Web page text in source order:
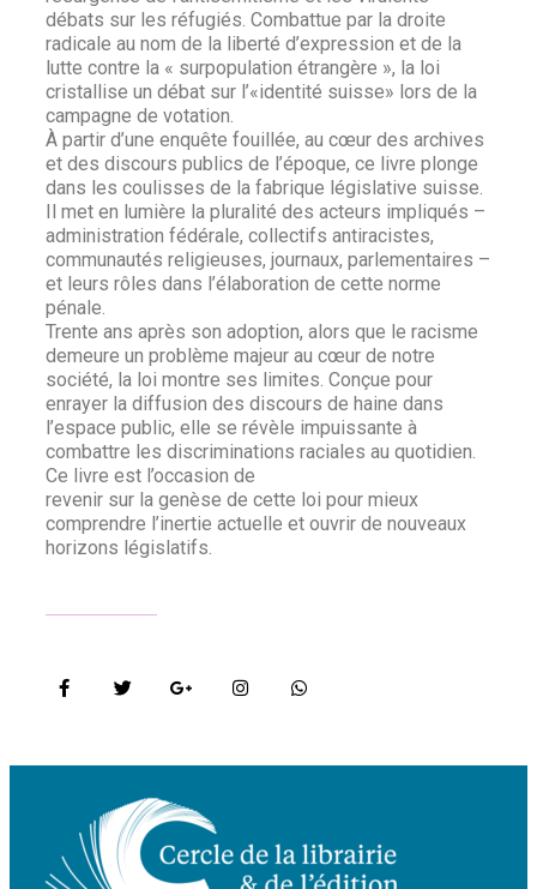
débats sur les réfugiés. Combattue par la droite
radicale au nom de la liberté d’expression et de la
lutte contre la « surpopulation étrangère », la loi
cristallise un débat sur l’«identité suisse» lors de la
campagne de votation.
À partir d’une enquête fouillée, au cœur des archives
et des discours publics de l’époque, ce livre plonge
dans les coulisses de la fabrique législative suisse.
Il met en lumière la pluralité des acteurs impliqués –
administration fédérale, collectifs antiracistes,
communautés religieuses, journaux, parlementaires –
et leurs rôles dans l’élaboration de cette norme
pénale.
Trente ans après son adoption, alors que le racisme
demeure un problème majeur au cœur de notre
société, la loi montre ses limites. Conçue pour
enrayer la diffusion des discours de haine dans
l’espace public, elle se révèle impuissante à
combattre les discriminations raciales au quotidien.
Ce livre est l’occasion de
revenir sur la genèse de cette loi pour mieux
comprendre l’inertie actuelle et ouvrir de nouveaux
horizons législatifs.